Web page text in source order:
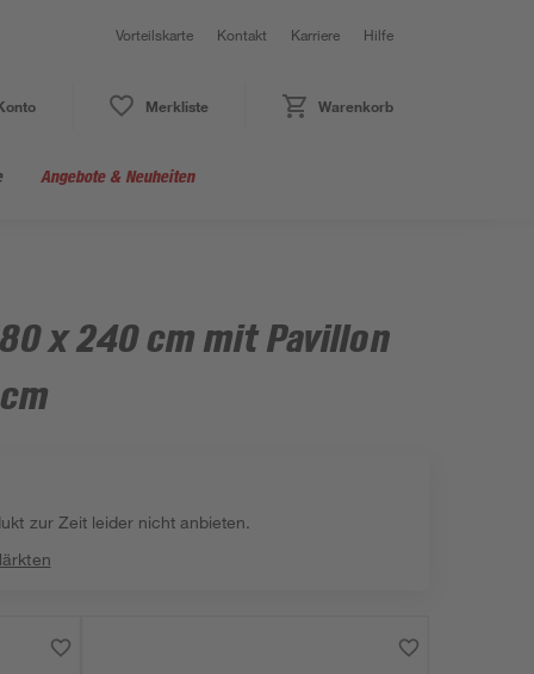
Vorteilskarte Kontakt Karriere Hilfe
Merkliste Warenkorb
Angebote & Neuheiten
x 240 cm mit Pavillon
zur Zeit leider nicht anbieten.